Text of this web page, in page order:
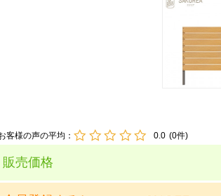
客様の声の平均： 0.0 (0件)
販売価格